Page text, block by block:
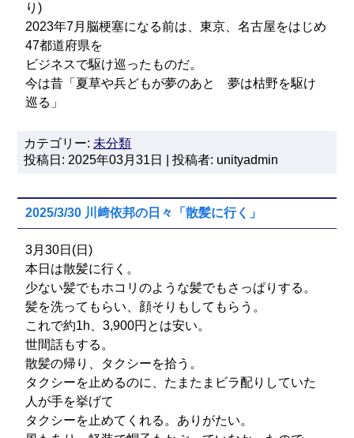
り)
2023年7月脳梗塞になる前は、東京、名古屋をはじめ
47都道府県を
ビジネスで駆け巡ったものだ。
今は昔「夏草や兵どもが夢のあと 夢は枯野を駆け
巡る」
カテゴリー: 未分類
投稿日: 2025年03月31日 | 投稿者: unityadmin
2025/3/30 川﨑依邦の日々「散髪に行く」
3月30日(日)
本日は散髪に行く。
少ない髪でもホコリのような髪でもさっぱりする。
髪を洗ってもらい、顔そりもしてもらう。
これで約1h、3,900円とは安い。
世間話もする。
散髪の帰り、タクシーを拾う。
タクシーを止めるのに、たまたまビラ配りしていた
人が手を挙げて
タクシーを止めてくれる。ありがたい。